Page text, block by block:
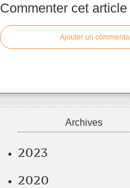
Commenter cet article
Ajouter un
Archives
2023
2020